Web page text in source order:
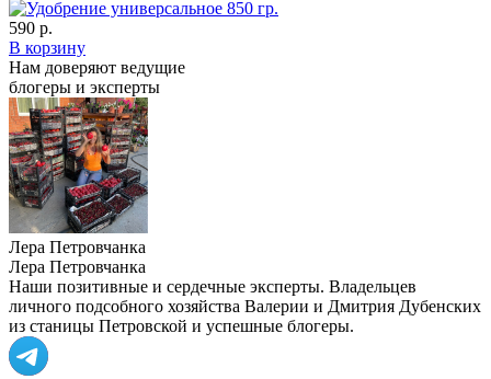
590 р.
В корзину
Нам доверяют ведущие
блогеры и эксперты
Лера Петровчанка
Лера Петровчанка
Наши позитивные и сердечные эксперты. Владельцев
личного подсобного хозяйства Валерии и Дмитрия Дубенских
из станицы Петровской и успешные блогеры.